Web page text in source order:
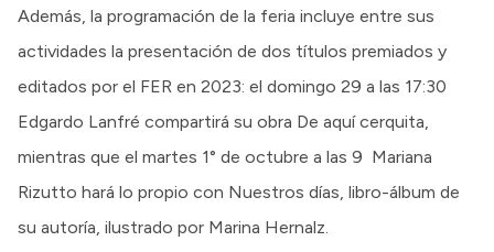
Además, la programación de la feria incluye entre sus
actividades la presentación de dos títulos premiados y
editados por el FER en 2023: el domingo 29 a las 17:30
Edgardo Lanfré compartirá su obra De aquí cerquita,
mientras que el martes 1° de octubre a las 9 Mariana
Rizutto hará lo propio con Nuestros días, libro-álbum de
su autoría, ilustrado por Marina Hernalz.